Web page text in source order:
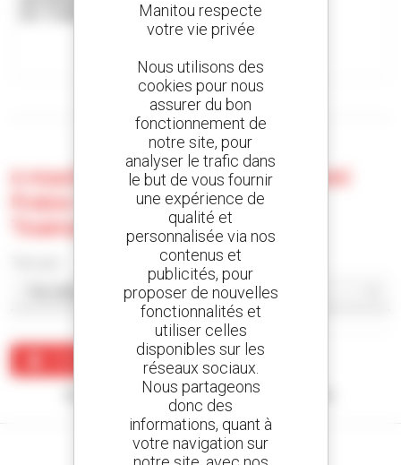
501 TOAMASINA Madagascar
Afficher les filtres de recherche
0 machine d'occasion chez Henri
Fraise Agence De Tamatave -
Toamasina
Aucun résultat ne correspond à votre recherche.
Manitou respecte
votre vie privée
Nous utilisons des
cookies pour nous
assurer du bon
fonctionnement de
notre site, pour
analyser le trafic dans
le but de vous fournir
une expérience de
qualité et
personnalisée via nos
contenus et
publicités, pour
proposer de nouvelles
fonctionnalités et
utiliser celles
disponibles sur les
réseaux sociaux.
Nous partageons
donc des
informations, quant à
votre navigation sur